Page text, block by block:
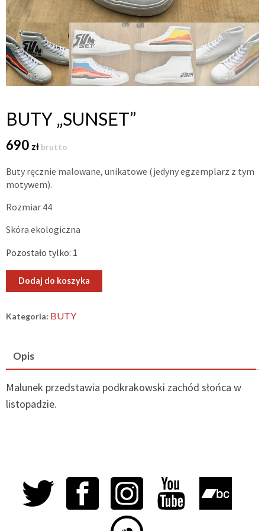
BUTY „SUNSET”
690 zł brutto
Buty ręcznie malowane, unikatowe (jedyny egzemplarz z tym
motywem).
Rozmiar 44
Skóra ekologiczna
Pozostało tylko: 1
ilość
Buty
Dodaj do koszyka
Kategoria: BUTY
Opis
Malunek przedstawia podkrakowski zachód słońca w
listopadzie.